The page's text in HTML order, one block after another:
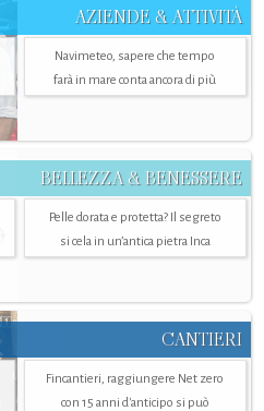
AZIENDE & ATTIVITÀ
Navimeteo, sapere che tempo
farà in mare conta ancora di più
BELLEZZA & BENESSERE
Pelle dorata e protetta? Il segreto
si cela in un’antica pietra Inca
CANTIERI
Fincantieri, raggiungere Net zero
con 15 anni d'anticipo si può